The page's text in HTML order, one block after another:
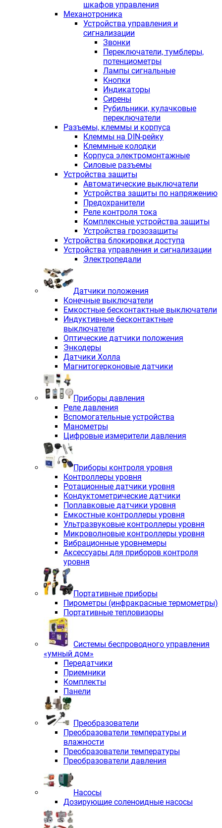
шкафов управления
Механотроника
Устройства управления и
сигнализации
Звонки
Переключатели, тумблеры,
потенциометры
Лампы сигнальные
Кнопки
Индикаторы
Сирены
Рубильники, кулачковые
переключатели
Разъемы, клеммы и корпуса
Клеммы на DIN-рейку
Клеммные колодки
Корпуса электромонтажные
Силовые разъемы
Устройства защиты
Автоматические выключатели
Устройства защиты по напряжению
Предохранители
Реле контроля тока
Комплексные устройства защиты
Устройства грозозащиты
Устройства блокировки доступа
Устройства управления и сигнализации
Электропедали
Датчики положения
Конечные выключатели
Емкостные бесконтактные выключатели
Индуктивные бесконтактные
выключатели
Оптические датчики положения
Энкодеры
Датчики Холла
Магнитогерконовые датчики
Приборы давления
Реле давления
Вспомогательные устройства
Манометры
Цифровые измерители давления
Приборы контроля уровня
Контроллеры уровня
Ротационные датчики уровня
Кондуктометрические датчики
Поплавковые датчики уровня
Емкостные контроллеры уровня
Ультразвуковые контроллеры уровня
Микроволновые контроллеры уровня
Вибрационные уровнемеры
Аксессуары для приборов контроля
уровня
Портативные приборы
Пирометры (инфракрасные термометры)
Портативные тепловизоры
Системы беспроводного управления
«умный дом»
Передатчики
Приемники
Комплекты
Панели
Преобразователи
Преобразователи температуры и
влажности
Преобразователи температуры
Преобразователи давления
Насосы
Дозирующие соленоидные насосы